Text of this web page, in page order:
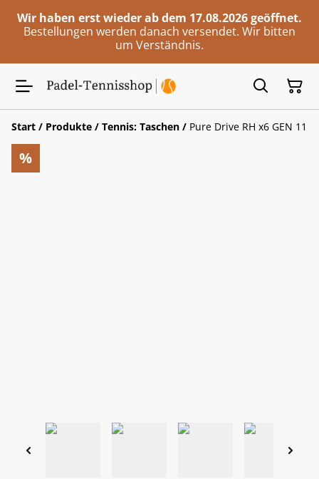
Wir haben erst wieder ab dem 17.08.2026 geöffnet.
Bestellungen werden danach versendet. Wir bitten
um Verständnis.
Start / Produkte / Tennis: Taschen / Pure Drive RH x6 GEN 11
%